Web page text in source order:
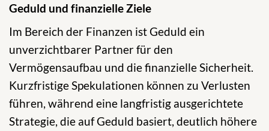
Geduld und finanzielle Ziele
Im Bereich der Finanzen ist Geduld ein
unverzichtbarer Partner für den
Vermögensaufbau und die finanzielle Sicherheit.
Kurzfristige Spekulationen können zu Verlusten
führen, während eine langfristig ausgerichtete
Strategie, die auf Geduld basiert, deutlich höhere